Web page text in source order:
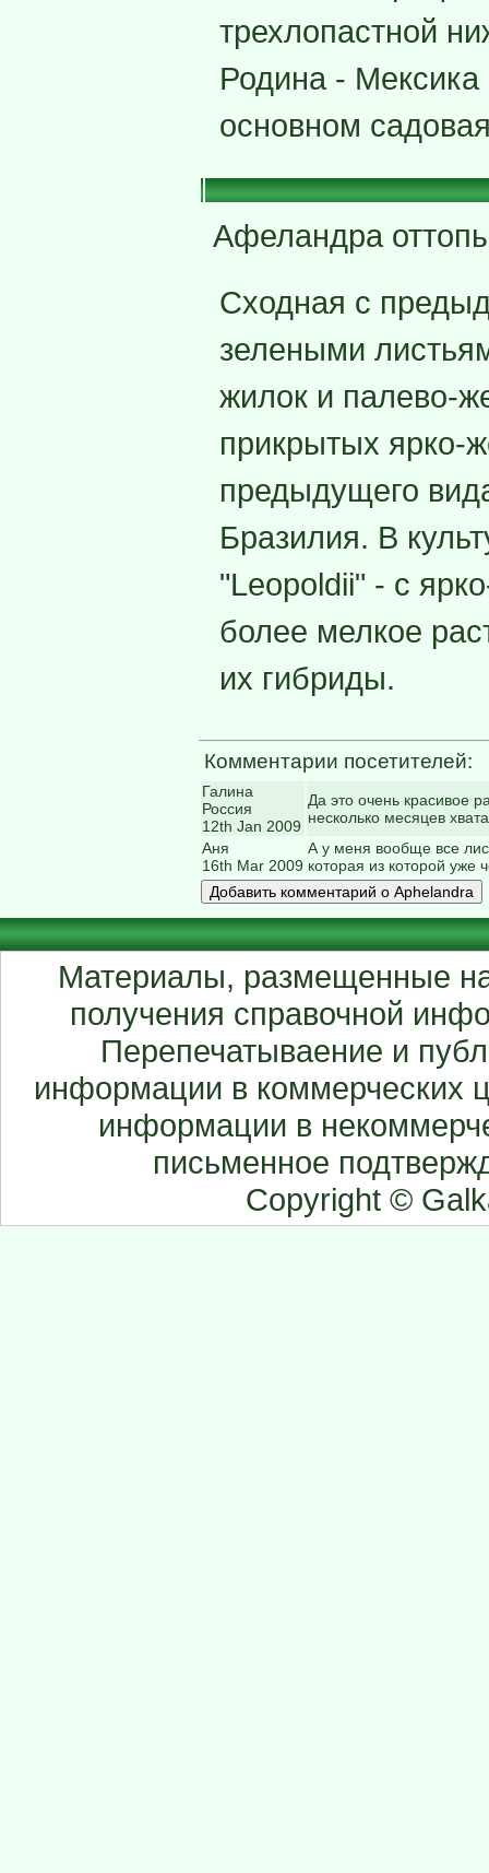
трехлопастной
Родина -
основном
Афеландра
Сходная с
зелеными
жилок и палево-
прикрытых ярко-
предыдущего
Бразилия. В
"Leopoldii" - с
более мелкое
их гибриды.
Комментарии посетителей:
Галина
Россия
12th Jan 2009
Да это очень красивое
несколько месяцев
Аня
16th Mar 2009
А у меня вообще все
которая из которой уже
Материалы, размещенные
получения справочной
Перепечатываение и
информации в коммерческих
информации в
письменное
Copyright ©